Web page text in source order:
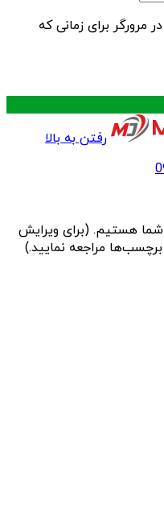
مرورگر برای زمانی که
رفتن به بالا
شما هستیم. (برای ویرایش
مراجعه نمایید.)